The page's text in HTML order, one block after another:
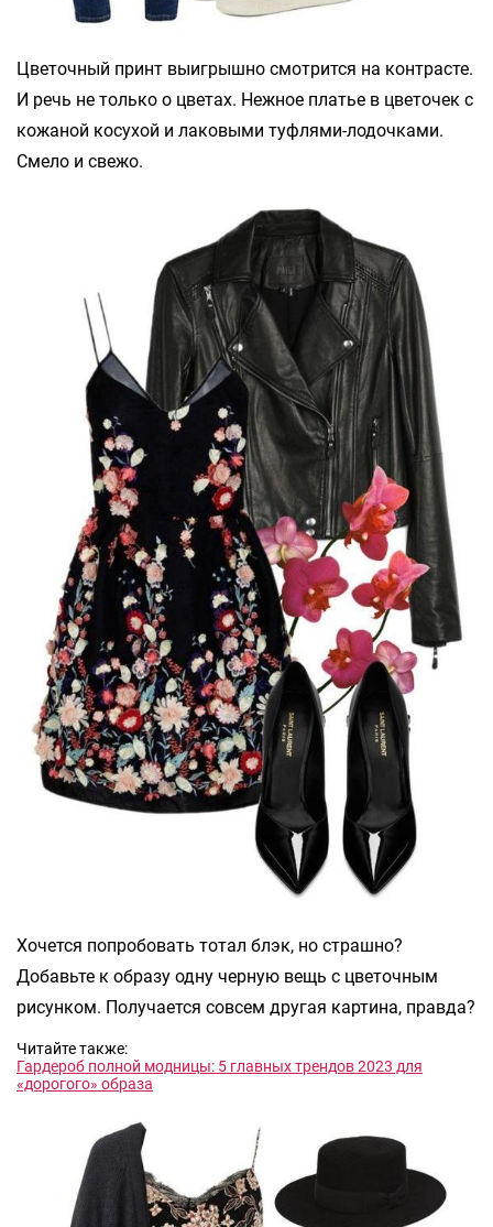
Цветочный принт выигрышно смотрится на контрасте.
И речь не только о цветах. Нежное платье в цветочек с
кожаной косухой и лаковыми туфлями-лодочками.
Смело и свежо.
Хочется попробовать тотал блэк, но страшно?
Добавьте к образу одну черную вещь с цветочным
рисунком. Получается совсем другая картина, правда?
Читайте также:
Гардероб полной модницы: 5 главных трендов 2023 для
«дорогого» образа